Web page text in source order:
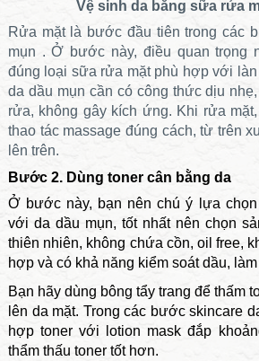
Vệ sinh da bằng sữa rửa
Rửa mặt là bước đầu tiên trongcác
mụn . Ở bước này, điều quan trọng
đúng loại sữa rửa mặt phù hợp với làn
da dầu mụn cần có công thức dịu
rửa, không gây kích ứng. Khi rửa
thao tác massage đúng cách, từ trên
lên trên.
Bước 2. Dùng toner cân bằng da
Ở bước này, bạn nên chú ý lựa
với da dầu mụn, tốt nhất nên chọn
thiên nhiên, không chứa cồn, oil free,
hợp và có khả năng kiểm soát dầu,
Bạn hãy dùng bông tẩy trang để thấm
lên da mặt. Trong các bước skincare
hợp toner với lotion mask đắp
thẩm thấu toner tốt hơn.